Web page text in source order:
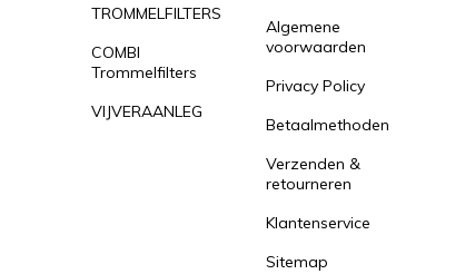
TROMMELFILTERS
COMBI
Trommelfilters
VIJVERAANLEG
Algemene
voorwaarden
Privacy Policy
Betaalmethoden
Verzenden &
retourneren
Klantenservice
Sitemap